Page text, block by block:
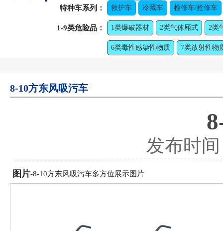
特种车系列： 救护车 冷藏车 检修车/抢修车
1-9类危险品： 1类爆破器材 2类气体厢式 2类
6类毒性感染性物质 7类放射性物
8-10方东风吸污车
发布时
图片-8-10方东风吸污车多方位展示图片